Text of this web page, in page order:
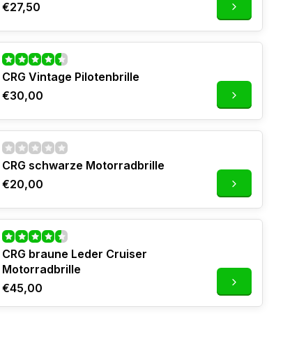
€27,50
CRG Vintage Pilotenbrille
€30,00
CRG schwarze Motorradbrille
€20,00
CRG braune Leder Cruiser
Motorradbrille
€45,00